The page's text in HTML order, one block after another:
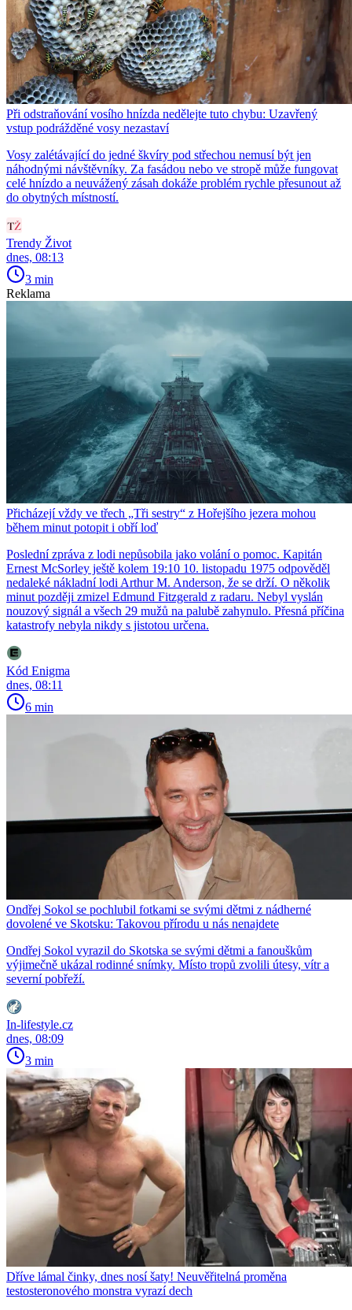
Při odstraňování vosího hnízda nedělejte tuto chybu: Uzavřený
vstup podrážděné vosy nezastaví
Vosy zalétávající do jedné škvíry pod střechou nemusí být jen
náhodnými návštěvníky. Za fasádou nebo ve stropě může fungovat
celé hnízdo a neuvážený zásah dokáže problém rychle přesunout až
do obytných místností.
Trendy Život
dnes, 08:13
3 min
Reklama
Přicházejí vždy ve třech „Tři sestry“ z Hořejšího jezera mohou
během minut potopit i obří loď
Poslední zpráva z lodi nepůsobila jako volání o pomoc. Kapitán
Ernest McSorley ještě kolem 19:10 10. listopadu 1975 odpověděl
nedaleké nákladní lodi Arthur M. Anderson, že se drží. O několik
minut později zmizel Edmund Fitzgerald z radaru. Nebyl vyslán
nouzový signál a všech 29 mužů na palubě zahynulo. Přesná příčina
katastrofy nebyla nikdy s jistotou určena.
Kód Enigma
dnes, 08:11
6 min
Ondřej Sokol se pochlubil fotkami se svými dětmi z nádherné
dovolené ve Skotsku: Takovou přírodu u nás nenajdete
Ondřej Sokol vyrazil do Skotska se svými dětmi a fanouškům
výjimečně ukázal rodinné snímky. Místo tropů zvolili útesy, vítr a
severní pobřeží.
In-lifestyle.cz
dnes, 08:09
3 min
Dříve lámal činky, dnes nosí šaty! Neuvěřitelná proměna
testosteronového monstra vyrazí dech